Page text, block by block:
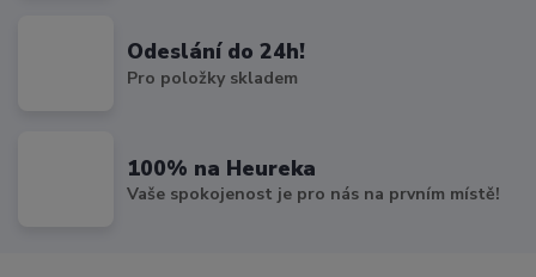
Odeslání do 24h!
Pro položky skladem
100% na Heureka
Vaše spokojenost je pro nás na prvním místě!